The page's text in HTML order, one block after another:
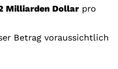
Milliarden Dollarpro
Betrag voraussichtlich